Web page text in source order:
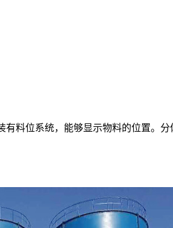
料位系统，能够显示物料的位置。